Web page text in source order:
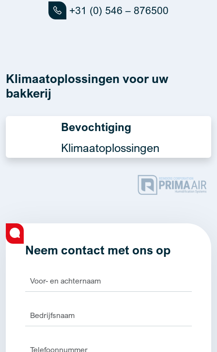
+31 (0) 546 – 876500
Klimaatoplossingen voor uw
bakkerij
Bevochtiging
Klimaatoplossingen
Neem contact met ons op